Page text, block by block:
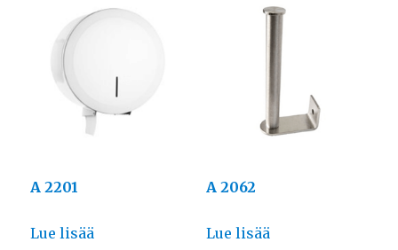
A 2201
Lue lisää
A 2062
Lue lisää